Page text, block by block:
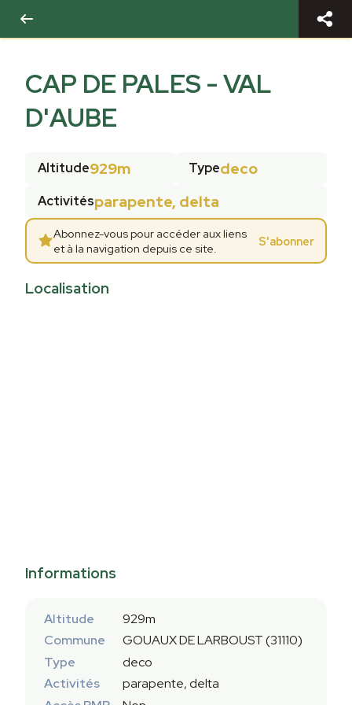
CAP DE PALES - VAL
D'AUBE
Altitude929m Typedeco
Activitésparapente, delta
Abonnez-vous pour accéder aux liens
et à la navigation depuis ce site.
S'abonner
Localisation
Informations
Altitude
929m
Commune
GOUAUX DE LARBOUST (31110)
Type
deco
Activités
parapente, delta